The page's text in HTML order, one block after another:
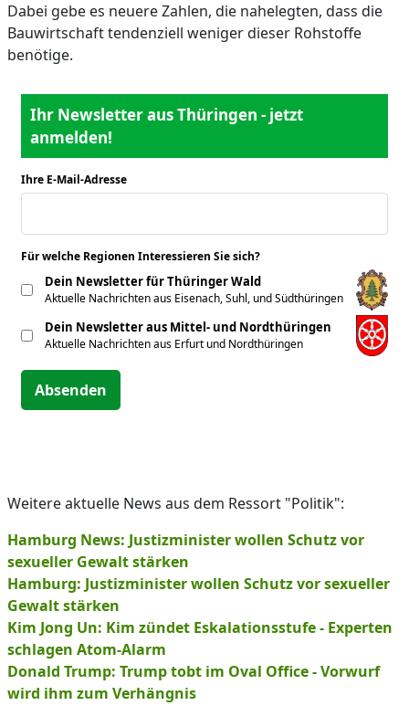
Dabei gebe es neuere Zahlen, die nahelegten, dass die
Bauwirtschaft tendenziell weniger dieser Rohstoffe
benötige.
Ihr Newsletter aus Thüringen - jetzt
anmelden!
Ihre E-Mail-Adresse
Für welche Regionen Interessieren Sie sich?
Dein Newsletter für Thüringer Wald
Aktuelle Nachrichten aus Eisenach, Suhl, und Südthüringen
Dein Newsletter aus Mittel- und Nordthüringen
Aktuelle Nachrichten aus Erfurt und Nordthüringen
Absenden
Weitere aktuelle News aus dem Ressort "Politik":
Hamburg News: Justizminister wollen Schutz vor
sexueller Gewalt stärken
Hamburg: Justizminister wollen Schutz vor sexueller
Gewalt stärken
Kim Jong Un: Kim zündet Eskalationsstufe - Experten
schlagen Atom-Alarm
Donald Trump: Trump tobt im Oval Office - Vorwurf
wird ihm zum Verhängnis